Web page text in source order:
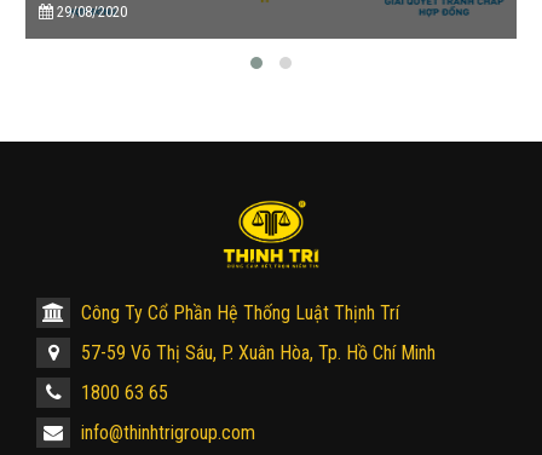
29/08/2020
Công Ty Cổ Phần Hệ Thống Luật Thịnh Trí
57-59 Võ Thị Sáu, P. Xuân Hòa, Tp. Hồ Chí Minh
1800 63 65
info@thinhtrigroup.com